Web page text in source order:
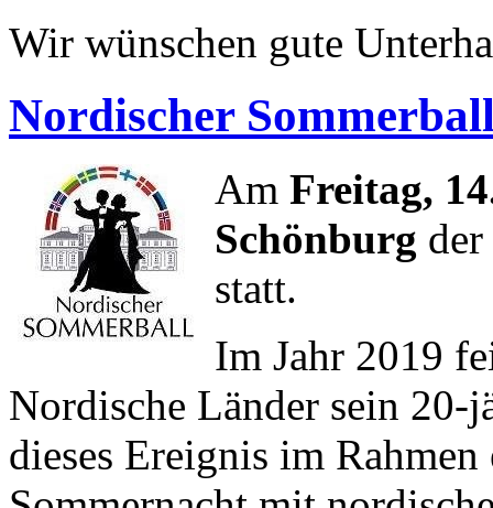
Wir wünschen gute
Nordischer
Am Freitag,
Schönburg
statt.
Im Jahr 2019
Nordische Länder sein 20-
dieses Ereignis im